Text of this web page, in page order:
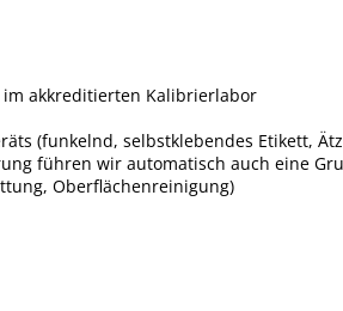
akkreditierten Kalibrierlabor
(funkelnd, selbstklebendes Etikett,
führen wir automatisch auch eine
Oberflächenreinigung)